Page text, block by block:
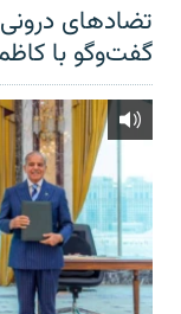
تضادهای
گفت‌‌وگو با